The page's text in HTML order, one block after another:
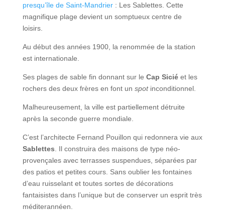
presqu’île de Saint-Mandrier: Les Sablettes. Cette
magnifique plage devient un somptueux centre de
loisirs.
Au début des années 1900, la renommée de la station
est internationale.
Ses plages de sable fin donnant sur le Cap Siciéet les
rochers des deux frères en font un spotinconditionnel.
Malheureusement, la ville est partiellement détruite
après la seconde guerre mondiale.
C’est l’architecte Fernand Pouillon qui redonnera vie aux
Sablettes . Il construira des maisons de type néo-
provençales avec terrasses suspendues, séparées par
des patios et petites cours. Sans oublier les fontaines
d’eau ruisselant et toutes sortes de décorations
fantaisistes dans l’unique but de conserver un esprit très
méditerannéen.